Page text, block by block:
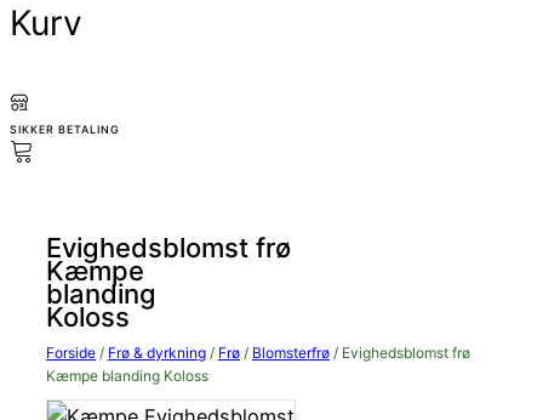
Kurv
SIKKER BETALING
Forside / Frø & dyrkning / Frø / Blomsterfrø / Evighedsblomst frø
Kæmpe blanding Koloss
Evighedsblomst frø
Kæmpe
blanding
Koloss